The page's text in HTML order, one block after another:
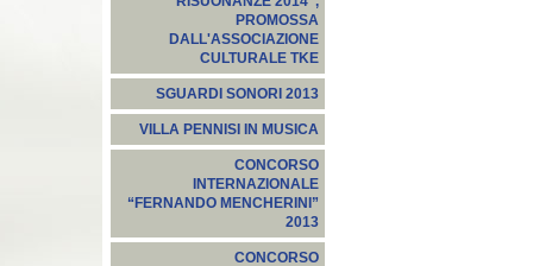
PROMOSSA
DALL'ASSOCIAZIONE
CULTURALE TKE
SGUARDI SONORI 2013
VILLA PENNISI IN MUSICA
CONCORSO
INTERNAZIONALE
“FERNANDO MENCHERINI”
2013
CONCORSO